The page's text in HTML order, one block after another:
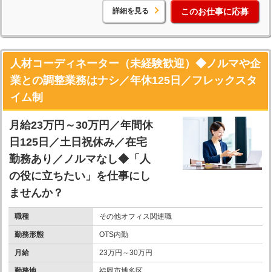
詳細を見る このお仕事に応募
人材コーディネーター（未経験歓迎）◆ノルマや企
業との調整業務はナシ／年休125日／フレックスタ
イム制
月給23万円～30万円／年間休
日125日／土日祝休み／在宅
勤務あり／ノルマなし◆「人
の役に立ちたい」を仕事にし
ませんか？
職種 その他オフィス関連職
勤務形態 OTS内勤
月給 23万円～30万円